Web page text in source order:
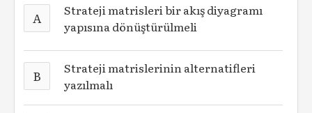
A
Strateji matrisleri bir akış diyagramı
yapısına dönüştürülmeli
B
Strateji matrislerinin alternatifleri
yazılmalı